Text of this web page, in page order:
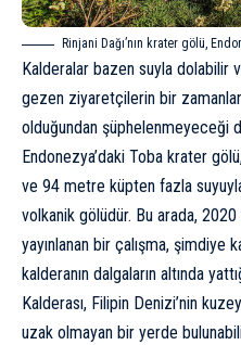
Rinjani Dağı’nın krater gölü,
Kalderalar bazen suyla dolabilir
gezen ziyaretçilerin bir zamanlar
olduğundan şüphelenmeyeceği
Endonezya’daki Toba krater
ve 94 metre küpten fazla
volkanik gölüdür. Bu arada, 2020
yayınlanan bir çalışma, şimdiye
kalderanın dalgaların altında
Kalderası, Filipin Denizi’nin
uzak olmayan bir yerde